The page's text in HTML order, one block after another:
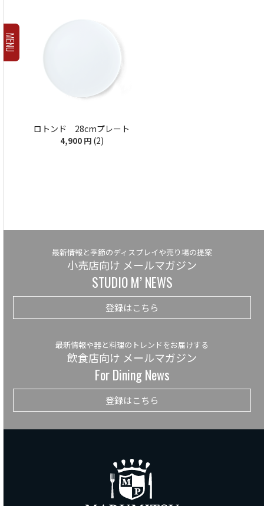
MENU
ロトンド 28cmプレート
4,900 円 (2)
最新情報と季節のディスプレイや売り場の提案
小売店向け メールマガジン
STUDIO M’ NEWS
登録はこちら
最新情報や器と料理のトレンドをお届けする
飲食店向け メールマガジン
For Dining News
登録はこちら